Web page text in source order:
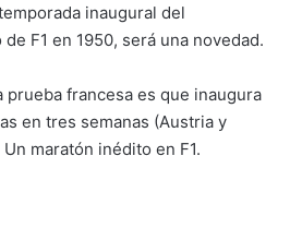
inaugural del
F1 en 1950, será una novedad.
prueba francesa es que inaugura
en tres semanas (Austria y
maratón inédito en F1.